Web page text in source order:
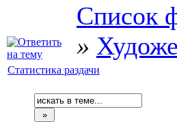
Список
»
Статистика раздачи